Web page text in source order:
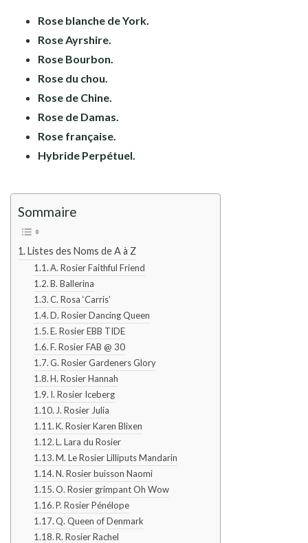
Rose blanche de York.
Rose Ayrshire.
Rose Bourbon.
Rose du chou.
Rose de Chine.
Rose de Damas.
Rose française.
Hybride Perpétuel.
Sommaire
Listes des Noms de A à Z
A. Rosier Faithful Friend
B. Ballerina
C. Rosa ‘Carris’
D. Rosier Dancing Queen
E. Rosier EBB TIDE
F. Rosier FAB @ 30
G. Rosier Gardeners Glory
H. Rosier Hannah
I. Rosier Iceberg
J. Rosier Julia
K. Rosier Karen Blixen
L. Lara du Rosier
M. Le Rosier Lilliputs Mandarin
N. Rosier buisson Naomi
O. Rosier grimpant Oh Wow
P. Rosier Pénélope
Q. Queen of Denmark
R. Rosier Rachel